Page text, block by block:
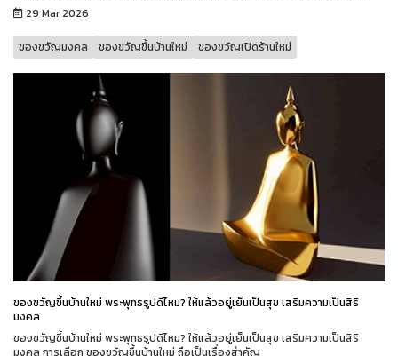
29 Mar 2026
ของขวัญมงคล ของขวัญขึ้นบ้านใหม่ ของขวัญเปิดร้านใหม่
ของขวัญขึ้นบ้านใหม่ พระพุทธรูปดีไหม? ให้แล้วอยู่เย็นเป็นสุข เสริมความเป็นสิริ
มงคล
ของขวัญขึ้นบ้านใหม่ พระพุทธรูปดีไหม? ให้แล้วอยู่เย็นเป็นสุข เสริมความเป็นสิริ
มงคล การเลือก ของขวัญขึ้นบ้านใหม่ ถือเป็นเรื่องสำคัญ